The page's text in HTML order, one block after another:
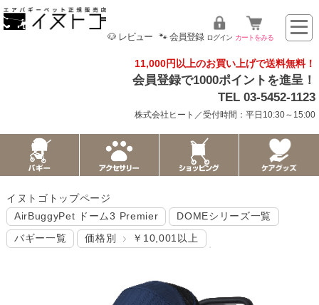
11,000円以上のお買い上げで送料無料！
会員登録で1000ポイントを進呈！
TEL 03-5452-1123
株式会社ヒート／受付時間：平日10:30～15:00
🐶 レビュー 🐾 会員登録 ログイン カートをみる
イヌトゴトップページ
AirBuggyPet ドーム3 Premier
DOMEシリーズ一覧
バギー一覧 価格別 ￥10,001以上